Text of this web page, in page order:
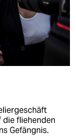
die fliehenden
Gefängnis.